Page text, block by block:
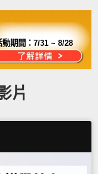
動期間：7/31 ~ 8/28
片